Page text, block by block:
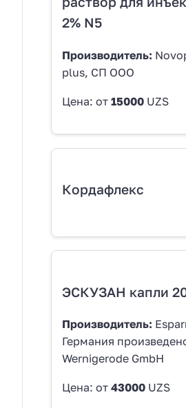
2% N5
Производитель:
plus, СП ООО
Цена: от 15000 UZS
Кордафлекс
ЭСКУЗАН капли
Производитель:
Германия
Wernigerode GmbH
Цена: от 43000 UZS